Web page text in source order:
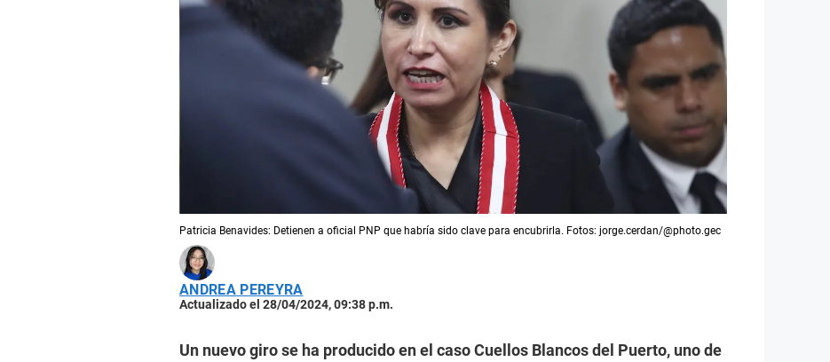
Patricia Benavides: Detienen a oficial PNP que habría sido clave para encubrirla. Fotos: jorge.cerdan/@photo.gec
ANDREA PEREYRA
Actualizado el 28/04/2024, 09:38 p.m.
Un nuevo giro se ha producido en el caso Cuellos Blancos del Puerto, uno de